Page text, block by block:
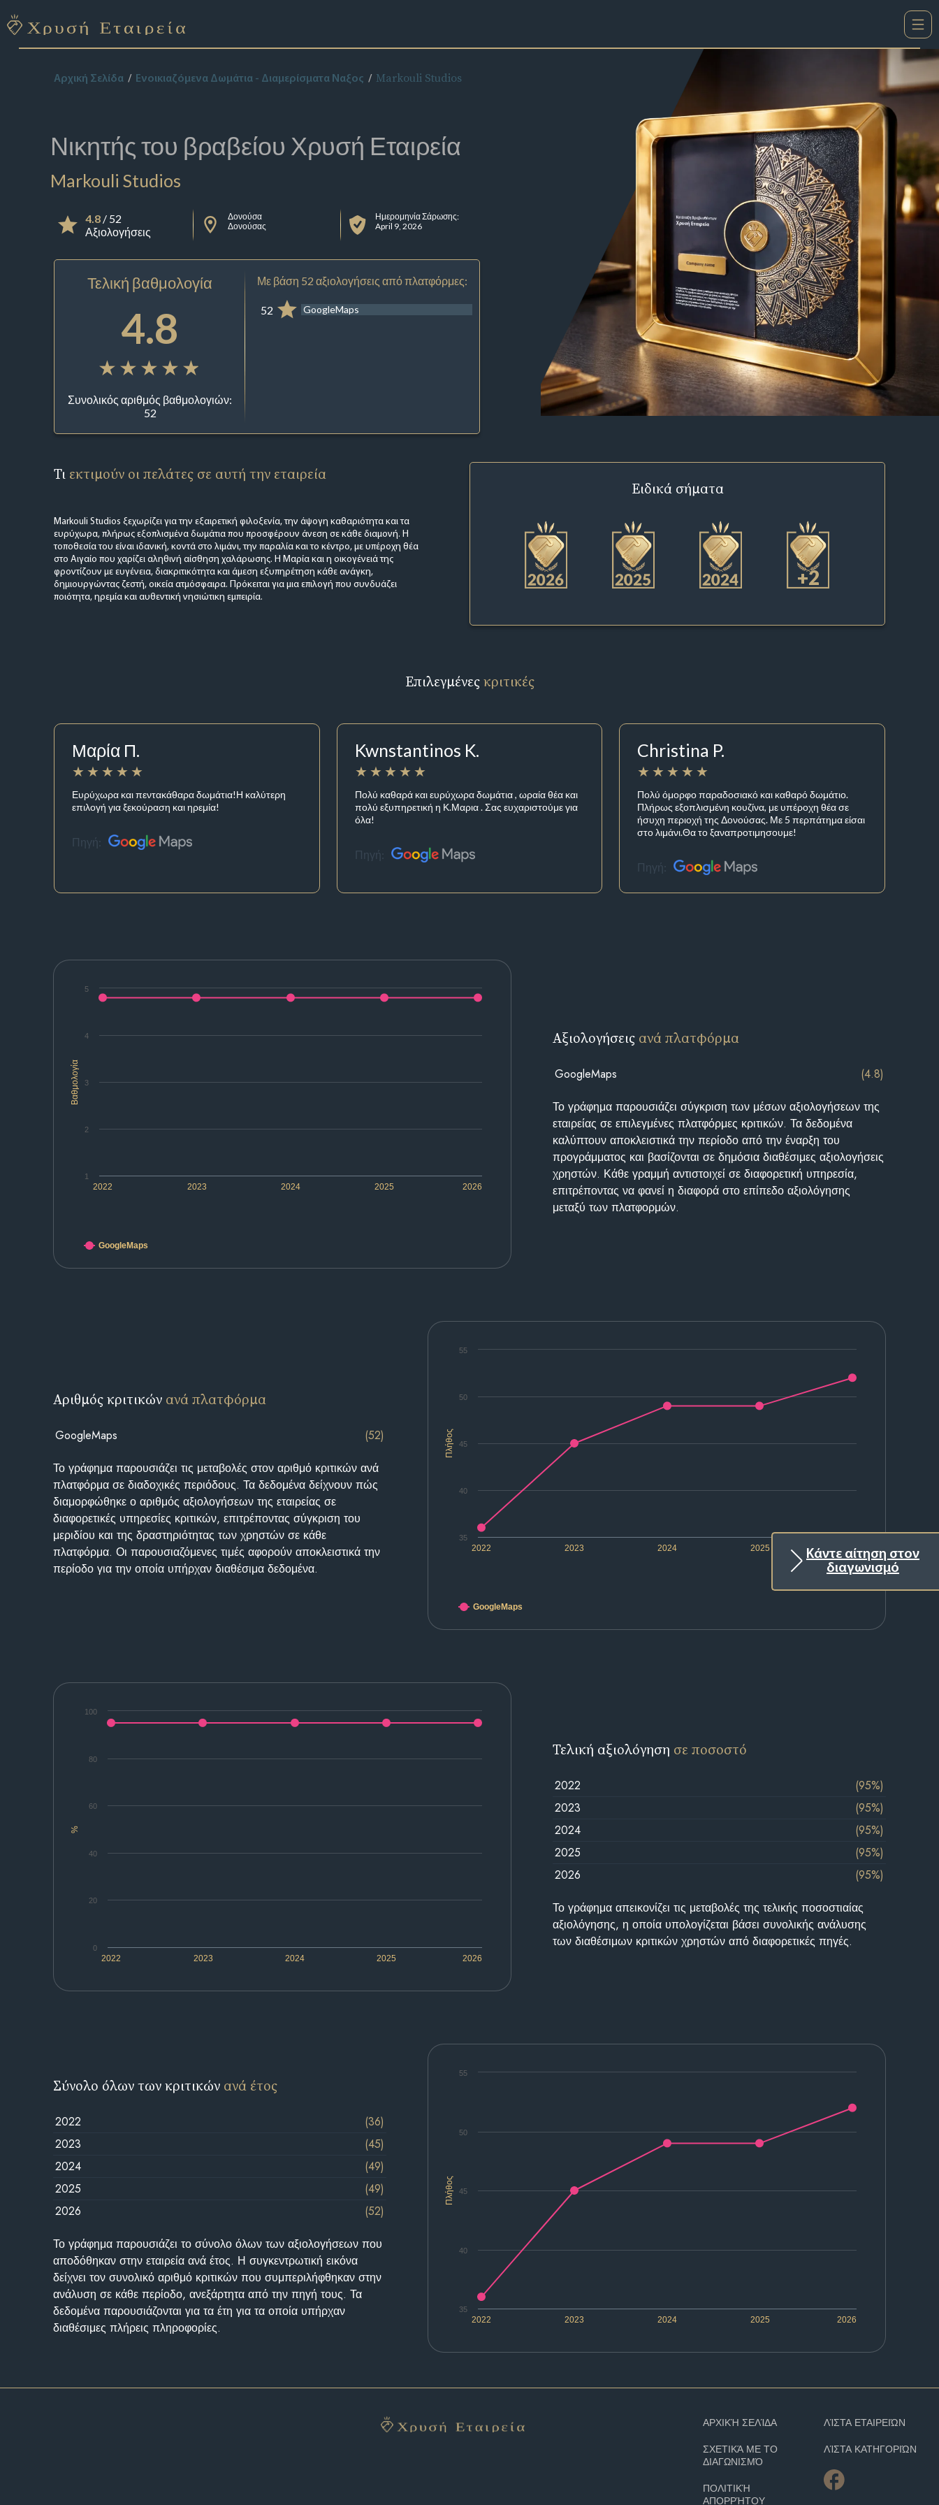
Κάντε αίτηση στον
διαγωνισμό
Αρχική Σελίδα Ενοικιαζόμενα Δωμάτια - Διαμερίσματα Ναξος Markouli Studios
Νικητής του βραβείου Χρυσή Εταιρεία
Markouli Studios
4.8/ 52
Αξιολογήσεις
Δονούσα
Δονούσας
Ημερομηνία Σάρωσης:
April 9, 2026
Τελική βαθμολογία
4.8
Συνολικός αριθμός βαθμολογιών:
52
Με βάση 52 αξιολογήσεις από πλατφόρμες:
52 GoogleMaps
Τι εκτιμούν οι πελάτες σε αυτή την εταιρεία
Markouli Studios ξεχωρίζει για την εξαιρετική φιλοξενία, την άψογη καθαριότητα και τα
ευρύχωρα, πλήρως εξοπλισμένα δωμάτια που προσφέρουν άνεση σε κάθε διαμονή. Η
τοποθεσία του είναι ιδανική, κοντά στο λιμάνι, την παραλία και το κέντρο, με υπέροχη θέα
στο Αιγαίο που χαρίζει αληθινή αίσθηση χαλάρωσης. Η Μαρία και η οικογένειά της
φροντίζουν με ευγένεια, διακριτικότητα και άμεση εξυπηρέτηση κάθε ανάγκη,
δημιουργώντας ζεστή, οικεία ατμόσφαιρα. Πρόκειται για μια επιλογή που συνδυάζει
ποιότητα, ηρεμία και αυθεντική νησιώτικη εμπειρία.
Ειδικά σήματα
+2
Επιλεγμένεςκριτικές
Μαρία Π.
Ευρύχωρα και πεντακάθαρα δωμάτια!Η καλύτερη
επιλογή για ξεκούραση και ηρεμία!
Πηγή:
Kwnstantinos K.
Πολύ καθαρά και ευρύχωρα δωμάτια , ωραία θέα και
πολύ εξυπηρετική η Κ.Μαρια . Σας ευχαριστούμε για
όλα!
Πηγή:
Christina P.
Πολύ όμορφο παραδοσιακό και καθαρό δωμάτιο.
Πλήρως εξοπλισμένη κουζίνα, με υπέροχη θέα σε
ήσυχη περιοχή της Δονούσας. Με 5 περπάτημα είσαι
στο λιμάνι.Θα το ξαναπροτιμησουμε!
Πηγή:
Βαθμολογία
2022 2023 2024 2025 2026
1
2
3
4
5
GoogleMaps
Αξιολογήσεις ανά πλατφόρμα
GoogleMaps (4.8)
Το γράφημα παρουσιάζει σύγκριση των μέσων αξιολογήσεων της
εταιρείας σε επιλεγμένες πλατφόρμες κριτικών. Τα δεδομένα
καλύπτουν αποκλειστικά την περίοδο από την έναρξη του
προγράμματος και βασίζονται σε δημόσια διαθέσιμες αξιολογήσεις
χρηστών. Κάθε γραμμή αντιστοιχεί σε διαφορετική υπηρεσία,
επιτρέποντας να φανεί η διαφορά στο επίπεδο αξιολόγησης
μεταξύ των πλατφορμών.
Πλήθος
2022 2023 2024 2025 2026
35
40
45
50
55
GoogleMaps
Αριθμός κριτικών ανά πλατφόρμα
GoogleMaps (52)
Το γράφημα παρουσιάζει τις μεταβολές στον αριθμό κριτικών ανά
πλατφόρμα σε διαδοχικές περιόδους. Τα δεδομένα δείχνουν πώς
διαμορφώθηκε ο αριθμός αξιολογήσεων της εταιρείας σε
διαφορετικές υπηρεσίες κριτικών, επιτρέποντας σύγκριση του
μεριδίου και της δραστηριότητας των χρηστών σε κάθε
πλατφόρμα. Οι παρουσιαζόμενες τιμές αφορούν αποκλειστικά την
περίοδο για την οποία υπήρχαν διαθέσιμα δεδομένα.
%
2022 2023 2024 2025 2026
0
20
40
60
80
100
Τελική αξιολόγηση σε ποσοστό
2022
(95%)
2023
(95%)
2024
(95%)
2025
(95%)
2026
(95%)
Το γράφημα απεικονίζει τις μεταβολές της τελικής ποσοστιαίας
αξιολόγησης, η οποία υπολογίζεται βάσει συνολικής ανάλυσης
των διαθέσιμων κριτικών χρηστών από διαφορετικές πηγές.
Πλήθος
2022 2023 2024 2025 2026
35
40
45
50
55
Σύνολο όλων των κριτικών ανά έτος
2022
(36)
2023
(45)
2024
(49)
2025
(49)
2026
(52)
Το γράφημα παρουσιάζει το σύνολο όλων των αξιολογήσεων που
αποδόθηκαν στην εταιρεία ανά έτος. Η συγκεντρωτική εικόνα
δείχνει τον συνολικό αριθμό κριτικών που συμπεριλήφθηκαν στην
ανάλυση σε κάθε περίοδο, ανεξάρτητα από την πηγή τους. Τα
δεδομένα παρουσιάζονται για τα έτη για τα οποία υπήρχαν
διαθέσιμες πλήρεις πληροφορίες.
ΑΡΧΙΚΉ ΣΕΛΊΔΑ
ΣΧΕΤΙΚΆ ΜΕ ΤΟ
ΔΙΑΓΩΝΙΣΜΌ
ΠΟΛΙΤΙΚΉ
ΑΠΟΡΡΉΤΟΥ
ΛΊΣΤΑ ΕΤΑΙΡΕΙΏΝ
ΛΊΣΤΑ ΚΑΤΗΓΟΡΙΏΝ